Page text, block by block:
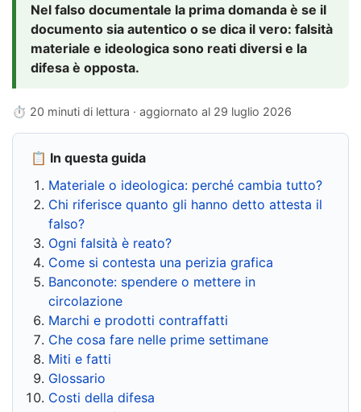
Nel falso documentale la prima domanda è se il
documento sia autentico o se dica il vero: falsità
materiale e ideologica sono reati diversi e la
difesa è opposta.
⏱ 20 minuti di lettura · aggiornato al 29 luglio 2026
📋 In questa guida
Materiale o ideologica: perché cambia tutto?
Chi riferisce quanto gli hanno detto attesta il
falso?
Ogni falsità è reato?
Come si contesta una perizia grafica
Banconote: spendere o mettere in
circolazione
Marchi e prodotti contraffatti
Che cosa fare nelle prime settimane
Miti e fatti
Glossario
Costi della difesa